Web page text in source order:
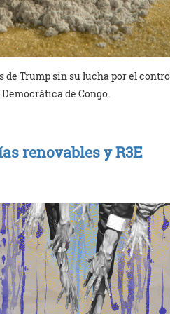
de Trump sin su lucha por el
de Congo.
renovables y R3E